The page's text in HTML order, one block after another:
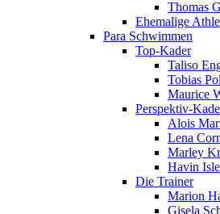
Thomas
Ehemalige
Para Schwimmen
Top-Kader
Taliso
Tobias
Maurice
Perspektiv-
Alois
Lena
Marley
Havin
Die Trainer
Marion
Gisela